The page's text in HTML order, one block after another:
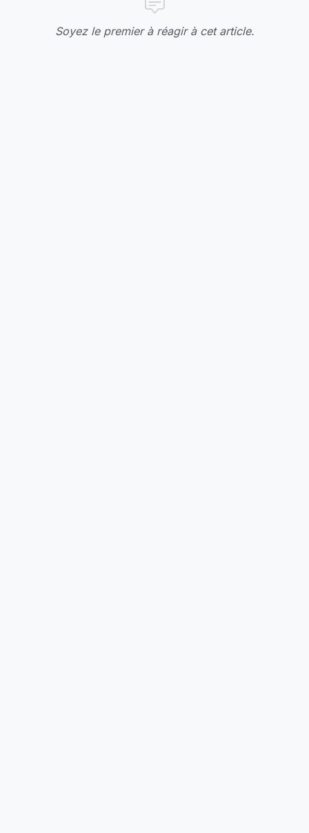
Soyez le premier à réagir à cet article.